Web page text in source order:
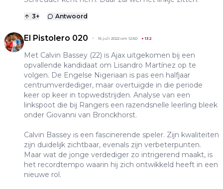
3+ Antwoord
El Pistolero 020 15 juli 2022 om 12:50 +132
Met Calvin Bassey (22) is Ajax uitgekomen bij een
opvallende kandidaat om Lisandro Martínez op te
volgen. De Engelse Nigeriaan is pas een halfjaar
centrumverdediger, maar overtuigde in die periode
keer op keer in topwedstrijden. Analyse van een
linkspoot die bij Rangers een razendsnelle leerling bleek
onder Giovanni van Bronckhorst.
Calvin Bassey is een fascinerende speler. Zijn kwaliteiten
zijn duidelijk zichtbaar, evenals zijn verbeterpunten.
Maar wat de jonge verdediger zo intrigerend maakt, is
het recordtempo waarin hij zich ontwikkeld heeft in een
nieuwe rol.